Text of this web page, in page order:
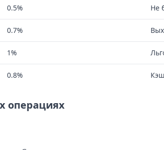
0.5% Не
0.7%
1%
0.8%
операциях